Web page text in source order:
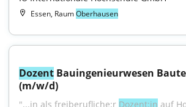
Essen, RaumOberhausen
Dozent Bauingenieurwesen
(m/w/d)
"...in als freiberufliche:r Dozent:in auf